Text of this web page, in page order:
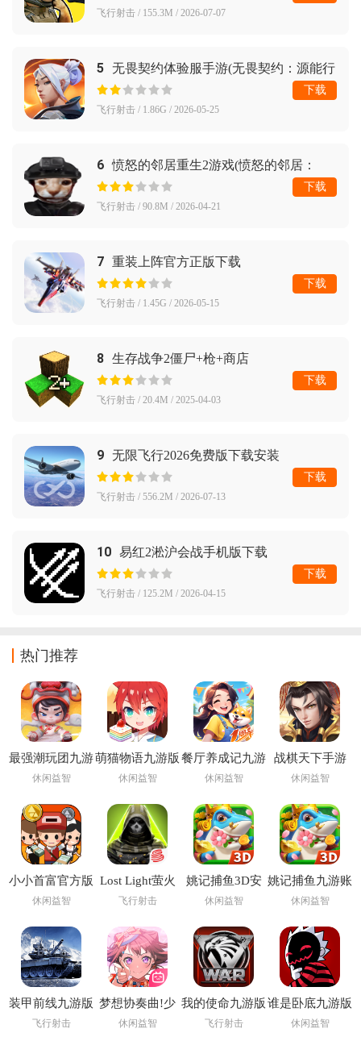
飞行射击 / 155.3M / 2026-07-07
5 无畏契约体验服手游(无畏契约：源能行
动（体验服）)
飞行射击 / 1.86G / 2026-05-25
下载
6 愤怒的邻居重生2游戏(愤怒的邻居：
reborn)
飞行射击 / 90.8M / 2026-04-21
下载
7 重装上阵官方正版下载
飞行射击 / 1.45G / 2026-05-15
下载
8 生存战争2僵尸+枪+商店
飞行射击 / 20.4M / 2025-04-03
下载
9 无限飞行2026免费版下载安装
飞行射击 / 556.2M / 2026-07-13
下载
10 易红2淞沪会战手机版下载
飞行射击 / 125.2M / 2026-04-15
下载
热门推荐
最强潮玩团九游
版
休闲益智
萌猫物语九游版
休闲益智
餐厅养成记九游
版
休闲益智
战棋天下手游
休闲益智
小小首富官方版
休闲益智
Lost Light萤火
突击手游下载国
飞行射击
姚记捕鱼3D安
卓版正版手游
休闲益智
姚记捕鱼九游账
号登录版本
休闲益智
装甲前线九游版
飞行射击
梦想协奏曲!少
女乐团派对!九
休闲益智
我的使命九游版
本
飞行射击
谁是卧底九游版
休闲益智